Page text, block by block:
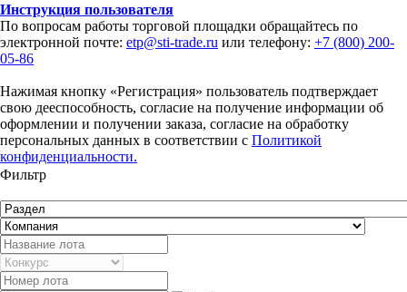
Инструкция пользователя
По вопросам работы торговой площадки обращайтесь по
электронной почте: etp@sti-trade.ru или телефону: +7 (800) 200-
05-86
Нажимая кнопку «Регистрация» пользователь подтверждает
свою дееспособность, согласие на получение информации об
оформлении и получении заказа, согласие на обработку
персональных данных в соответствии с Политикой
конфиденциальности.
Фильтр